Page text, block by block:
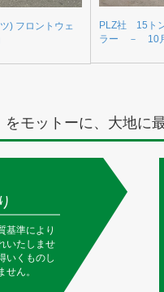
) フロントウェ
PLZ社 15ト
ラー － 10
モットーに、大地に
基準により
いたしませ
いくものし
ん。